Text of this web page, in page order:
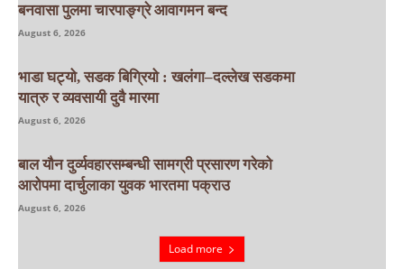
बनवासा पुलमा चारपाङ्ग्रे आवागमन बन्द
August 6, 2026
भाडा घट्यो, सडक बिग्रियो : खलंगा–दल्लेख सडकमा
यात्रु र व्यवसायी दुवै मारमा
August 6, 2026
बाल यौन दुर्व्यवहारसम्बन्धी सामग्री प्रसारण गरेको
आरोपमा दार्चुलाका युवक भारतमा पक्राउ
August 6, 2026
Load more